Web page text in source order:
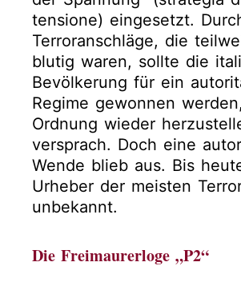
tensione) eingesetzt.
Terroranschläge, die
blutig waren, sollte die
Bevölkerung für ein
Regime gewonnen
Ordnung wieder
versprach. Doch eine
Wende blieb aus. Bis
Urheber der meisten
unbekannt.
Die Freimaurerloge „P2“